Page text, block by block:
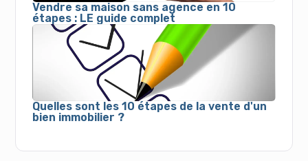
Vendre sa maison sans agence en 10
étapes : LE guide complet
Quelles sont les 10 étapes de la vente d'un
bien immobilier ?